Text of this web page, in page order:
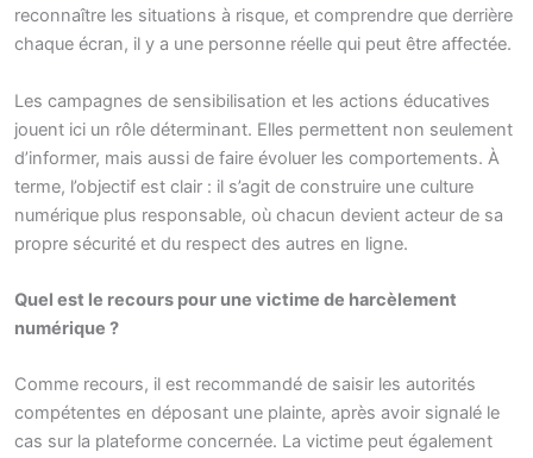
reconnaître les situations à risque, et comprendre que derrière
chaque écran, il y a une personne réelle qui peut être affectée.
Les campagnes de sensibilisation et les actions éducatives
jouent ici un rôle déterminant. Elles permettent non seulement
d’informer, mais aussi de faire évoluer les comportements. À
terme, l’objectif est clair : il s’agit de construire une culture
numérique plus responsable, où chacun devient acteur de sa
propre sécurité et du respect des autres en ligne.
Quel est le recours pour une victime de harcèlement
numérique ?
Comme recours, il est recommandé de saisir les autorités
compétentes en déposant une plainte, après avoir signalé le
cas sur la plateforme concernée. La victime peut également